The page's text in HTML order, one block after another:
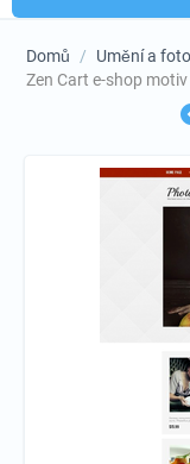
Domů / Umění a
Zen Cart e-shop